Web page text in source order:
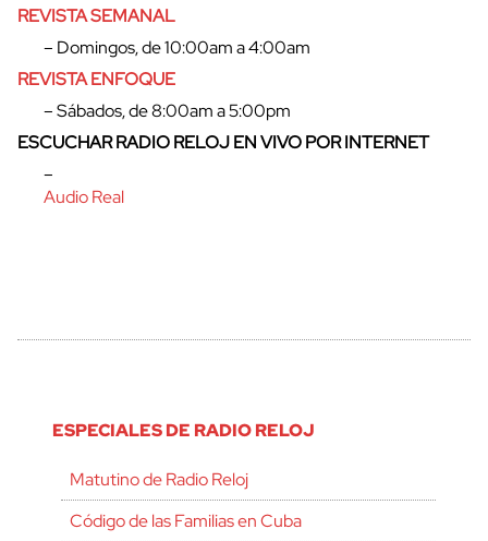
REVISTA SEMANAL
– Domingos, de 10:00am a 4:00am
REVISTA ENFOQUE
– Sábados, de 8:00am a 5:00pm
ESCUCHAR RADIO RELOJ EN VIVO POR INTERNET
–
Audio Real
ESPECIALES DE RADIO RELOJ
Matutino de Radio Reloj
Código de las Familias en Cuba